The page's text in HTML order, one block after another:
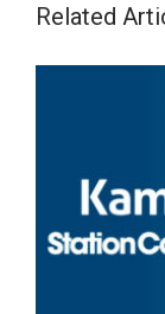
Related